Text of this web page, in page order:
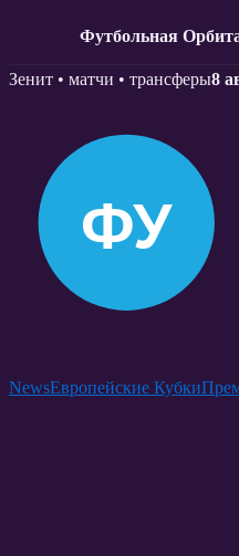
Футбольная
Skip
Зенит • матчи • трансферы8
NewsЕвропейские Кубки